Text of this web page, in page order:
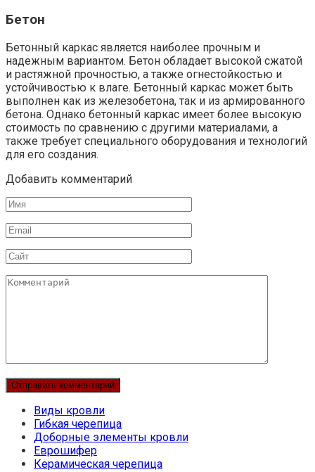
Бетон
Бетонный каркас является наиболее прочным и
надежным вариантом. Бетон обладает высокой сжатой
и растяжной прочностью, а также огнестойкостью и
устойчивостью к влаге. Бетонный каркас может быть
выполнен как из железобетона, так и из армированного
бетона. Однако бетонный каркас имеет более высокую
стоимость по сравнению с другими материалами, а
также требует специального оборудования и технологий
для его создания.
Добавить комментарий
Имя
Email
Сайт
Комментарий
Виды кровли
Гибкая черепица
Доборные элементы кровли
Еврошифер
Керамическая черепица